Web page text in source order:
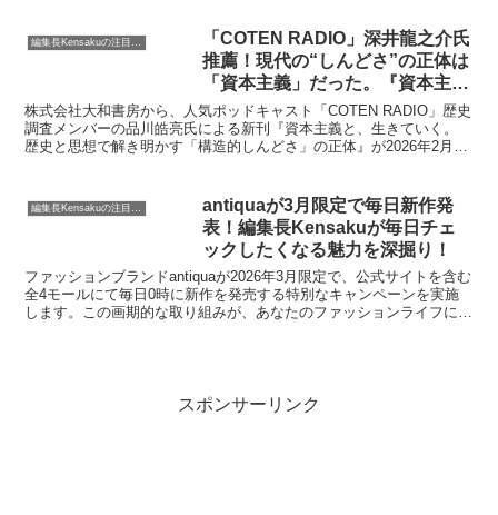
て、「コードレスブレンダー」と「チキン＆ボイルクッカー」を提供
し、運動と食事の習慣化をサポートします。
「COTEN RADIO」深井龍之介氏
推薦！現代の“しんどさ”の正体は
「資本主義」だった。『資本主義
と、生きていく。』で新しい生き
方を見つけよう
株式会社大和書房から、人気ポッドキャスト「COTEN RADIO」歴史
調査メンバーの品川皓亮氏による新刊『資本主義と、生きていく。
歴史と思想で解き明かす「構造的しんどさ」の正体』が2026年2月18
切な距離感を提案する一冊です。antiquaが3月限定で毎日新作発
表！編集長Kensakuが毎日チェ
ックしたくなる魅力を深掘り！
ファッションブランドantiquaが2026年3月限定で、公式サイトを含む
全4モールにて毎日0時に新作を発売する特別なキャンペーンを実施
します。この画期的な取り組みが、あなたのファッションライフにど
スポンサーリンク